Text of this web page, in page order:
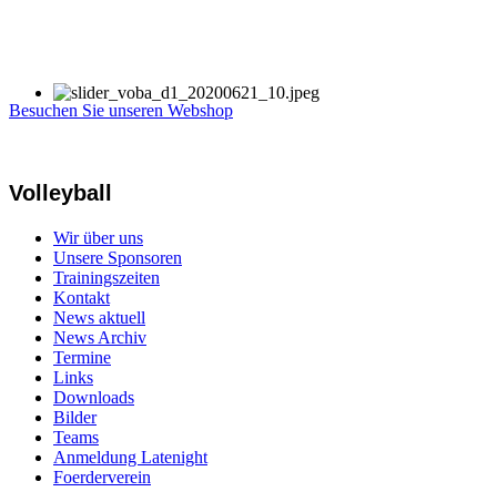
Besuchen Sie unseren Webshop
Volleyball
Wir über uns
Unsere Sponsoren
Trainingszeiten
Kontakt
News aktuell
News Archiv
Termine
Links
Downloads
Bilder
Teams
Anmeldung Latenight
Foerderverein